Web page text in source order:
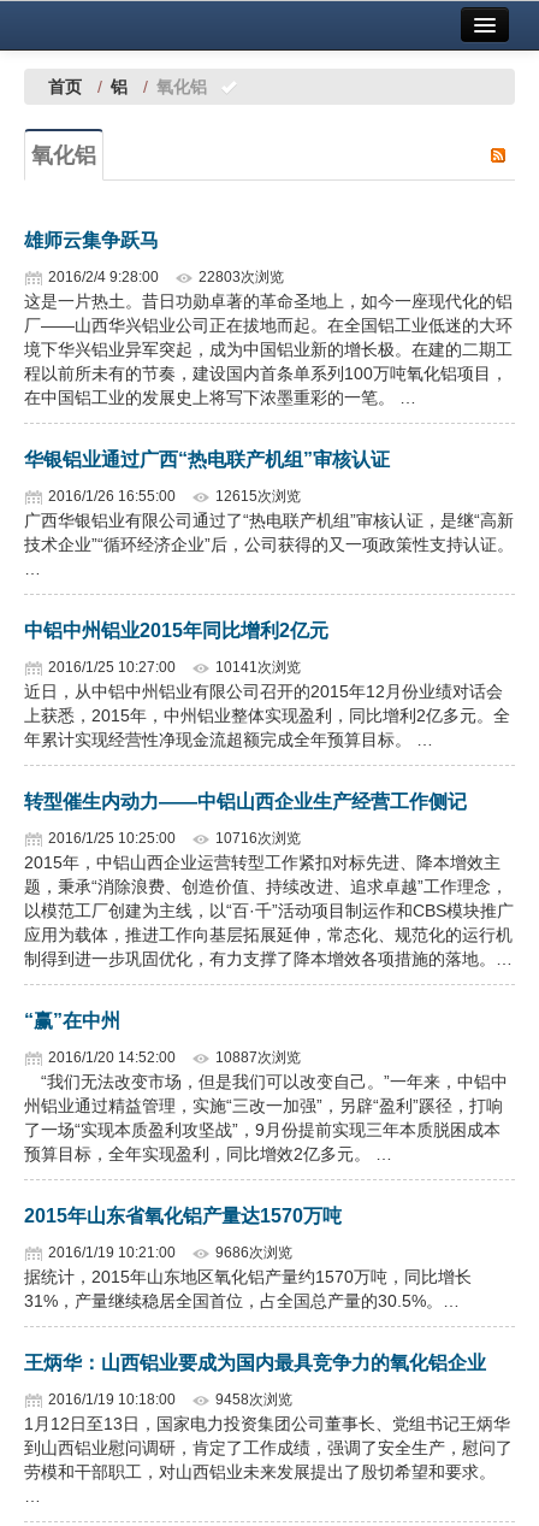
中国有色金属报社主办 广告服务
铜镍铅锌
稀有稀土
有色市场
科技
镁钛
地矿 建设
党建工作
企业文化
《资源再生》杂志
行情报价
数字报
首页 / 铝 / 氧化铝
氧化铝
雄师云集争跃马
2016/2/4 9:28:00 22803次浏览
这是一片热土。昔日功勋卓著的革命圣地上，如今一座现代化的铝
厂——山西华兴铝业公司正在拔地而起。在全国铝工业低迷的大环
境下华兴铝业异军突起，成为中国铝业新的增长极。在建的二期工
程以前所未有的节奏，建设国内首条单系列100万吨氧化铝项目，
在中国铝工业的发展史上将写下浓墨重彩的一笔。 …
华银铝业通过广西“热电联产机组”审核认证
2016/1/26 16:55:00 12615次浏览
广西华银铝业有限公司通过了“热电联产机组”审核认证，是继“高新
技术企业”“循环经济企业”后，公司获得的又一项政策性支持认证。
中铝中州铝业2015年同比增利2亿元
2016/1/25 10:27:00 10141次浏览
近日，从中铝中州铝业有限公司召开的2015年12月份业绩对话会
上获悉，2015年，中州铝业整体实现盈利，同比增利2亿多元。全
年累计实现经营性净现金流超额完成全年预算目标。 …
转型催生内动力——中铝山西企业生产经营工作侧记
2016/1/25 10:25:00 10716次浏览
2015年，中铝山西企业运营转型工作紧扣对标先进、降本增效主
题，秉承“消除浪费、创造价值、持续改进、追求卓越”工作理念，
以模范工厂创建为主线，以“百·千”活动项目制运作和CBS模块推广
应用为载体，推进工作向基层拓展延伸，常态化、规范化的运行机
制得到进一步巩固优化，有力支撑了降本增效各项措施的落地。…
“赢”在中州
2016/1/20 14:52:00 10887次浏览
“我们无法改变市场，但是我们可以改变自己。”一年来，中铝中
州铝业通过精益管理，实施“三改一加强”，另辟“盈利”蹊径，打响
了一场“实现本质盈利攻坚战”，9月份提前实现三年本质脱困成本
预算目标，全年实现盈利，同比增效2亿多元。 …
2015年山东省氧化铝产量达1570万吨
2016/1/19 10:21:00 9686次浏览
据统计，2015年山东地区氧化铝产量约1570万吨，同比增长
31%，产量继续稳居全国首位，占全国总产量的30.5%。…
王炳华：山西铝业要成为国内最具竞争力的氧化铝企业
2016/1/19 10:18:00 9458次浏览
1月12日至13日，国家电力投资集团公司董事长、党组书记王炳华
到山西铝业慰问调研，肯定了工作成绩，强调了安全生产，慰问了
劳模和干部职工，对山西铝业未来发展提出了殷切希望和要求。